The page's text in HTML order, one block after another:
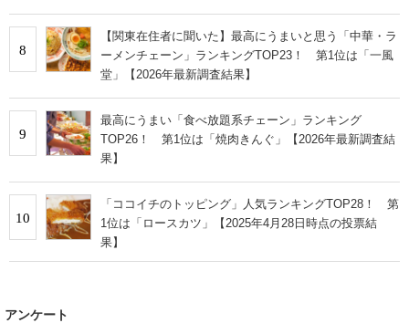
8
【関東在住者に聞いた】最高にうまいと思う「中華・ラ
ーメンチェーン」ランキングTOP23！ 第1位は「一風
堂」【2026年最新調査結果】
9
最高にうまい「食べ放題系チェーン」ランキング
TOP26！ 第1位は「焼肉きんぐ」【2026年最新調査結
果】
10
「ココイチのトッピング」人気ランキングTOP28！ 第
1位は「ロースカツ」【2025年4月28日時点の投票結
果】
アンケート